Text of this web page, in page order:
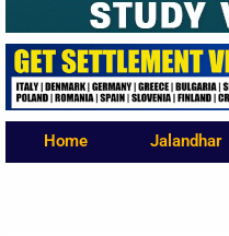
Home Jalandhar